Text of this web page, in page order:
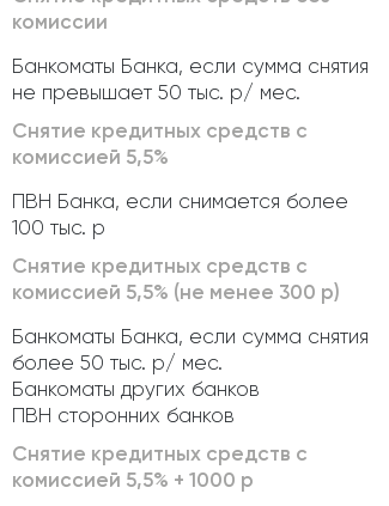
комиссии
Банкоматы Банка, если сумма снятия
не превышает 50 тыс. р/ мес.
Снятие кредитных средств с
комиссией 5,5%
ПВН Банка, если снимается более
100 тыс. р
Снятие кредитных средств с
комиссией 5,5% (не менее 300 р)
Банкоматы Банка, если сумма снятия
более 50 тыс. р/ мес.
Банкоматы других банков
ПВН сторонних банков
Снятие кредитных средств с
комиссией 5,5% + 1000 р